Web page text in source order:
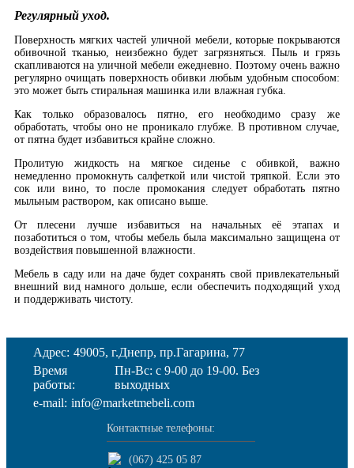
Регулярный уход.
Поверхность мягких частей уличной мебели, которые покрываются
обивочной тканью, неизбежно будет загрязняться. Пыль и грязь
скапливаются на уличной мебели ежедневно. Поэтому очень важно
регулярно очищать поверхность обивки любым удобным способом:
это может быть стиральная машинка или влажная губка.
Как только образовалось пятно, его необходимо сразу же
обработать, чтобы оно не проникало глубже. В противном случае,
от пятна будет избавиться крайне сложно.
Пролитую жидкость на мягкое сиденье с обивкой, важно
немедленно промокнуть салфеткой или чистой тряпкой. Если это
сок или вино, то после промокания следует обработать пятно
мыльным раствором, как описано выше.
От плесени лучше избавиться на начальных её этапах и
позаботиться о том, чтобы мебель была максимально защищена от
воздействия повышенной влажности.
Мебель в саду или на даче будет сохранять свой привлекательный
внешний вид намного дольше, если обеспечить подходящий уход
и поддерживать чистоту.
Адрес: 49005, г.Днепр, пр.Гагарина, 77
Время
работы:
Пн-Вс: с 9-00 до 19-00. Без
выходных
e-mail: info@marketmebeli.com
Контактные телефоны:
(067) 425 05 87